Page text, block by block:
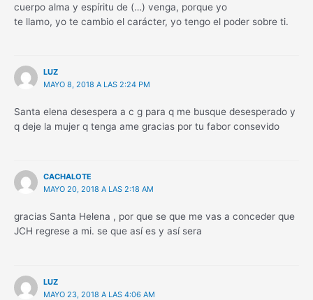
cuerpo alma y espíritu de (…) venga, porque yo
te llamo, yo te cambio el carácter, yo tengo el poder sobre ti.
LUZ
MAYO 8, 2018 A LAS 2:24 PM
Santa elena desespera a c g para q me busque desesperado y
q deje la mujer q tenga ame gracias por tu fabor consevido
CACHALOTE
MAYO 20, 2018 A LAS 2:18 AM
gracias Santa Helena , por que se que me vas a conceder que
JCH regrese a mi. se que así es y así sera
LUZ
MAYO 23, 2018 A LAS 4:06 AM